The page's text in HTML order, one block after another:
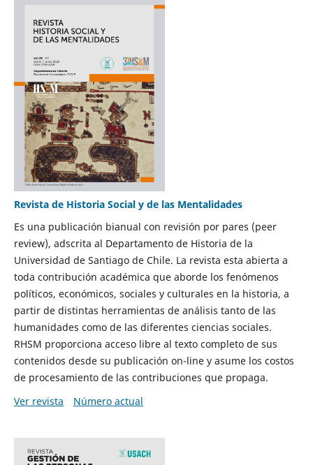
Revista de Historia Social y de las Mentalidades
Es una publicación bianual con revisión por pares (peer
review), adscrita al Departamento de Historia de la
Universidad de Santiago de Chile. La revista esta abierta a
toda contribución académica que aborde los fenómenos
políticos, económicos, sociales y culturales en la historia, a
partir de distintas herramientas de análisis tanto de las
humanidades como de las diferentes ciencias sociales.
RHSM proporciona acceso libre al texto completo de sus
contenidos desde su publicación on-line y asume los costos
de procesamiento de las contribuciones que propaga.
Ver revista
Número actual